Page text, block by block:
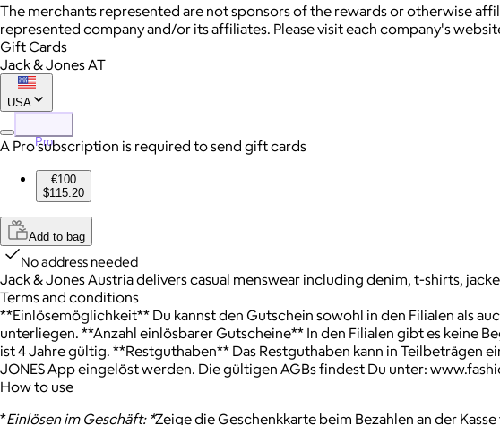
The merchants represented are not sponsors of the rewards or otherwise
represented company and/or its affiliates. Please visit each company's
Gift Cards
Jack & Jones AT
USA
Pro
A Pro subscription is required to send gift cards
€100
$115.20
Add to bag
No address needed
Jack & Jones Austria delivers casual menswear including denim, t-shirts,
Terms and conditions
**Einlösemöglichkeit** Du kannst den Gutschein sowohl in den Filialen als
unterliegen. **Anzahl einlösbarer Gutscheine** In den Filialen gibt es keine
ist 4 Jahre gültig. **Restguthaben** Das Restguthaben kann in Teilbeträgen
JONES App eingelöst werden. Die gültigen AGBs findest Du unter:
How to use
*Einlösen im Geschäft: *Zeige die Geschenkkarte beim Bezahlen an der